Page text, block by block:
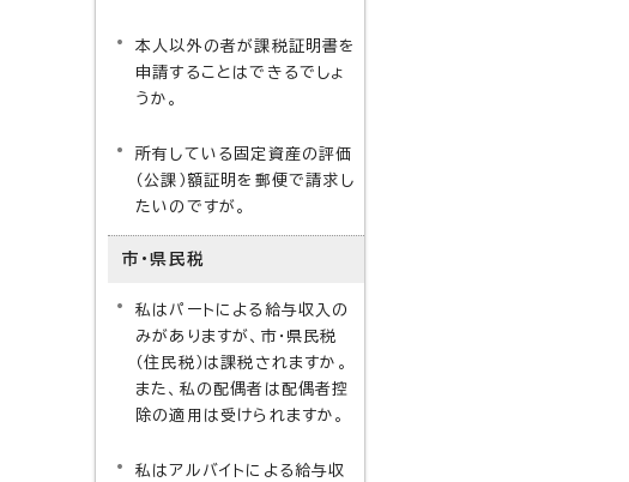
本人以外の者が課税証明書を
申請することはできるでしょ
うか。
所有している固定資産の評価
（公課）額証明を郵便で請求し
たいのですが。
市・県民税
私はパートによる給与収入の
みがありますが、市・県民税
（住民税）は課税されますか。
また、私の配偶者は配偶者控
除の適用は受けられますか。
私はアルバイトによる給与収